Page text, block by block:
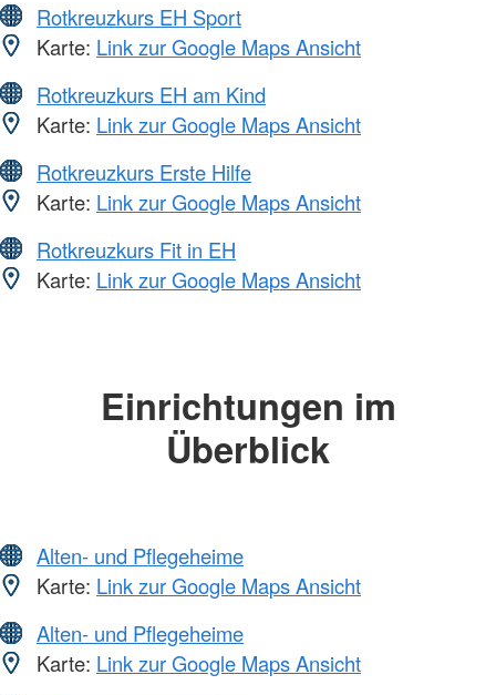
Rotkreuzkurs EH Sport
Karte: Link zur Google Maps Ansicht
Rotkreuzkurs EH am Kind
Karte: Link zur Google Maps Ansicht
Rotkreuzkurs Erste Hilfe
Karte: Link zur Google Maps Ansicht
Rotkreuzkurs Fit in EH
Karte: Link zur Google Maps Ansicht
Einrichtungen im
Überblick
Alten- und Pflegeheime
Karte: Link zur Google Maps Ansicht
Alten- und Pflegeheime
Karte: Link zur Google Maps Ansicht